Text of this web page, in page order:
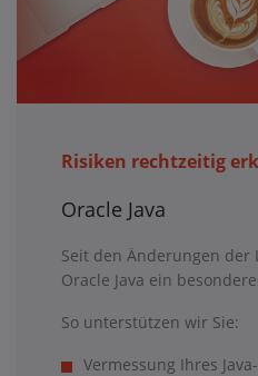
Risiken rechtzeitig
Oracle Java
Seit den Änderungen der
Oracle Java ein
So unterstützen wir Sie:
Vermessung Ihres